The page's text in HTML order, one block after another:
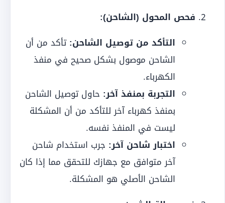
فحص المحول (الشاحن):
التأكد من توصيل الشاحن: تأكد من أن
الشاحن موصول بشكل صحيح في منفذ
الكهرباء.
التجربة بمنفذ آخر: حاول توصيل الشاحن
بمنفذ كهرباء آخر للتأكد من أن المشكلة
ليست في المنفذ نفسه.
اختبار شاحن آخر: جرب استخدام شاحن
آخر متوافق مع جهازك للتحقق مما إذا كان
الشاحن الأصلي هو المشكلة.